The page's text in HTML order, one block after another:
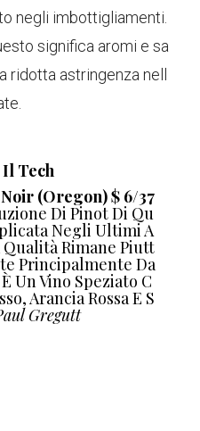
negli imbottigliamenti.
significa aromi e sa
ridotta astringenza nell
Tech
(Oregon) $ 6/37
Di Pinot Di Qu
Negli Ultimi A
Qualità Rimane Piutt
Principalmente Da
Un Vino Speziato C
Arancia Rossa E S
Gregutt